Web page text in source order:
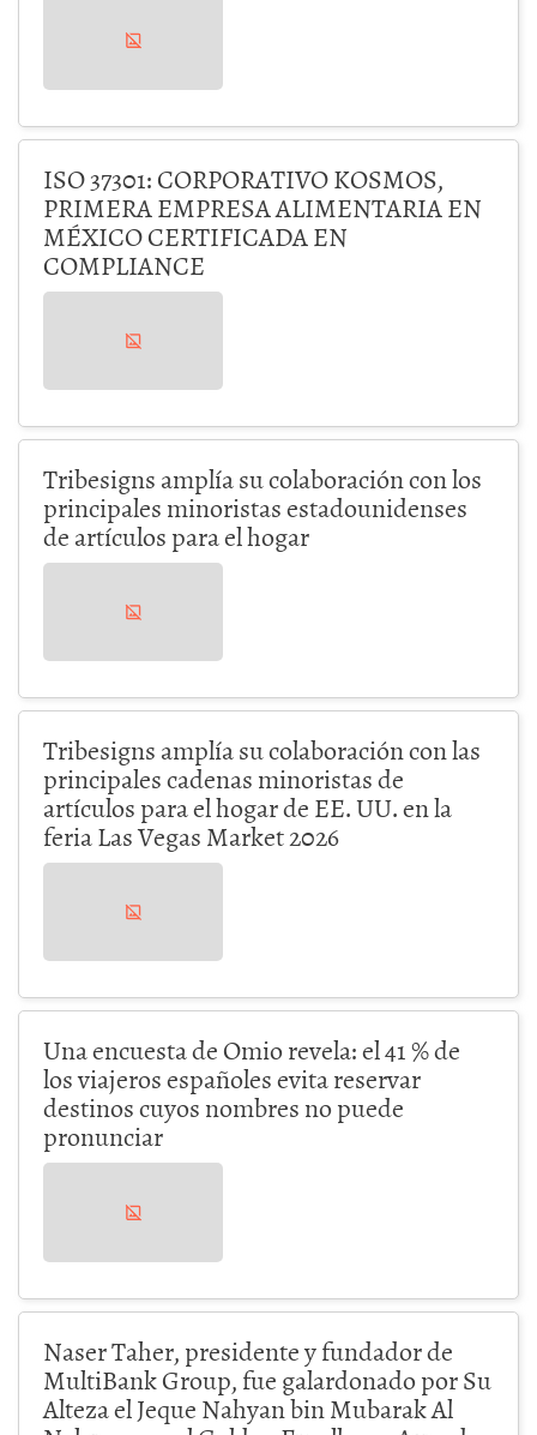
ISO 37301: CORPORATIVO KOSMOS,
PRIMERA EMPRESA ALIMENTARIA EN
MÉXICO CERTIFICADA EN
COMPLIANCE
Tribesigns amplía su colaboración con los
principales minoristas estadounidenses
de artículos para el hogar
Tribesigns amplía su colaboración con las
principales cadenas minoristas de
artículos para el hogar de EE. UU. en la
feria Las Vegas Market 2026
Una encuesta de Omio revela: el 41 % de
los viajeros españoles evita reservar
destinos cuyos nombres no puede
pronunciar
Naser Taher, presidente y fundador de
MultiBank Group, fue galardonado por Su
Alteza el Jeque Nahyan bin Mubarak Al